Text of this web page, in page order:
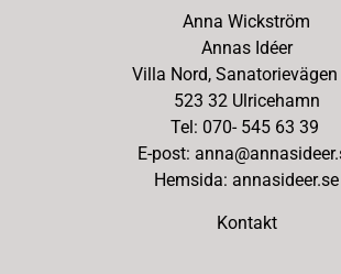
Anna Wickström
Annas Idéer
Villa Nord, Sanatorievägen
523 32 Ulricehamn
Tel: 070- 545 63 39
E-post:
Hemsida: annasideer.se
Kontakt